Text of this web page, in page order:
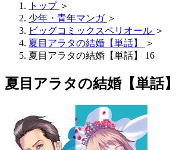
トップ ＞
少年・青年マンガ ＞
ビッグコミックスペリオール ＞
夏目アラタの結婚【単話】
＞
夏目アラタの結婚【単話】 16
夏目アラタの結婚【単話